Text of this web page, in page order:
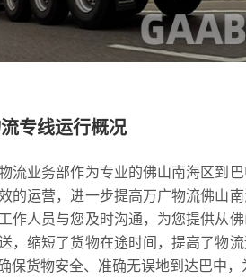
专线运行概况
流业务部作为专业的佛山南海区到
的运营，进一步提高万广物流佛山
作人员与您及时沟通，为您提供从
，缩短了货物在途时间，提高了物
保货物安全、准确无误地到达巴中，